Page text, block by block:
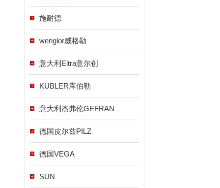
施耐德
wenglor威格勒
意大利Eltra意尔创
KUBLER库伯勒
意大利杰弗伦GEFRAN
德国皮尔兹PILZ
德国VEGA
SUN